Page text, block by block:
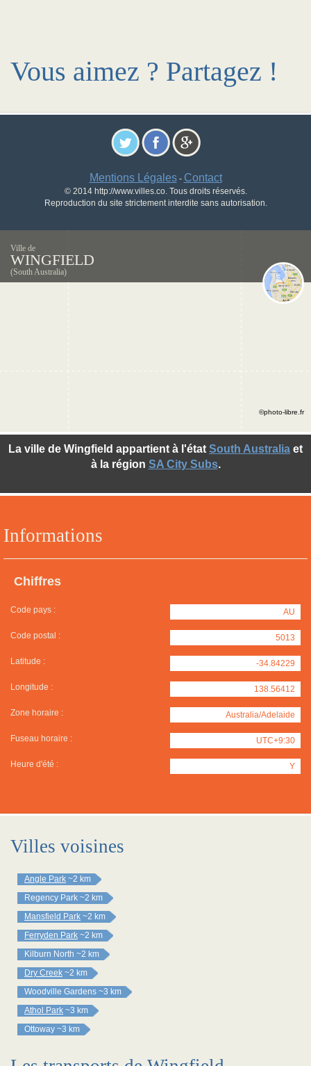
Vous aimez ? Partagez !
Mentions Légales- Contact
© 2014 http://www.villes.co. Tous droits réservés.
Reproduction du site strictement interdite sans autorisation.
Ville de
WINGFIELD
(South Australia)
Informations
Chiffres
Code pays : AU
Code postal : 5013
Latitude : -34.84229
Longitude : 138.56412
Zone horaire : Australia/Adelaide
Fuseau horaire : UTC+9:30
Heure d'été : Y
La ville de Wingfield appartient à l'état South Australia et
à la région SA City Subs.
©photo-libre.fr
Villes voisines
Angle Park ~2 km
Regency Park ~2 km
Mansfield Park ~2 km
Ferryden Park ~2 km
Kilburn North ~2 km
Dry Creek ~2 km
Woodville Gardens ~3 km
Athol Park ~3 km
Ottoway ~3 km